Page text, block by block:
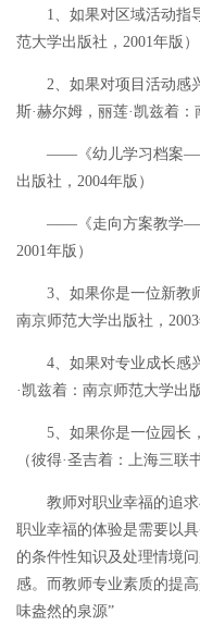
1、如果对区域活动指导
范大学出版社，2001年版）
2、如果对项目活动感
斯·赫尔姆，丽莲·凯兹着：
——《幼儿学习档案——真
出版社，2004年版）
——《走向方案教学——幼
2001年版）
3、如果你是一位新教
南京师范大学出版社，2003
4、如果对专业成长感兴
·凯兹着：南京师范大学出
5、如果你是一位园长
（彼得·圣吉着：上海三联
教师对职业幸福的追求
职业幸福的体验是需要以
的条件性知识及处理情境
感。而教师专业素质的提
味盎然的泉源”